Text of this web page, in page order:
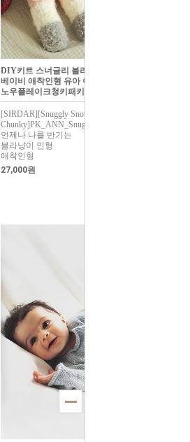
DIY키트 스너글리 블라냥이 대바늘손뜨개
베이비 애착인형 유아 아기 서다스너글리스
노우플레이크청키패키지
[SIRDAR][Snuggly Snowflake
Chunky]PK_ANN_Snuggly_blanyangee
언제나 나를 반기는
블라냥이 인형
애착인형
27,000원